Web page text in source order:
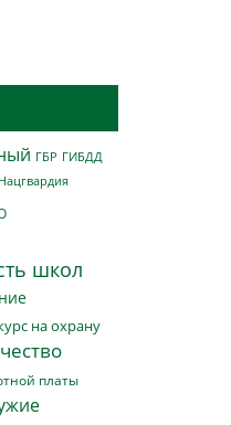
ГБР ГИБДД
Нацгвардия
школ
на охрану
платы